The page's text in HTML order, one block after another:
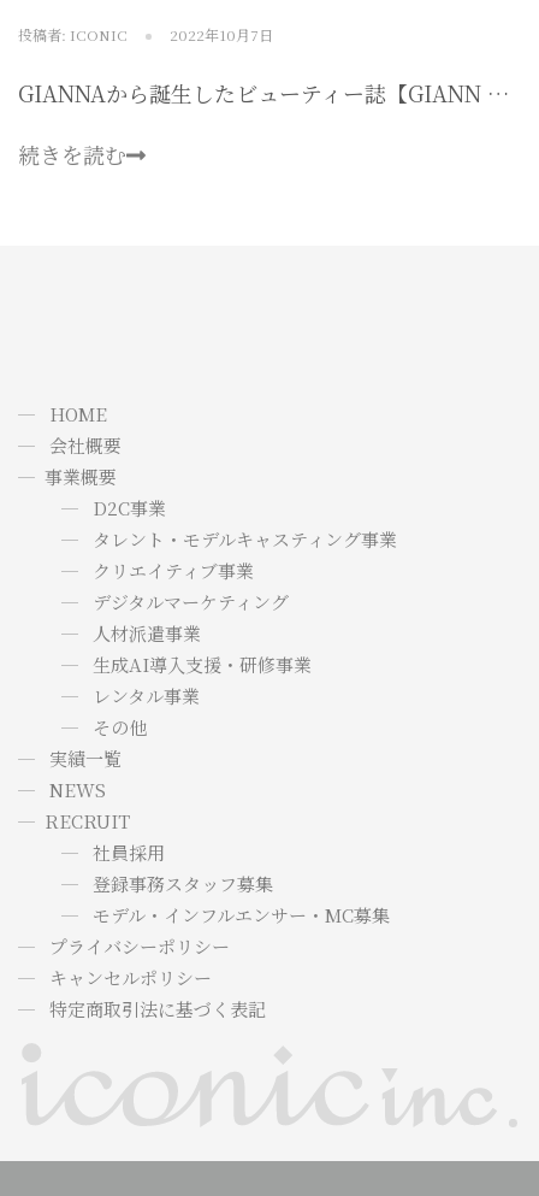
投稿者: ICONIC 2022年10月7日
GIANNAから誕生したビューティー誌【GIANN …
続きを読む
HOME
会社概要
事業概要
D2C事業
タレント・モデルキャスティング事業
クリエイティブ事業
デジタルマーケティング
人材派遣事業
生成AI導入支援・研修事業
レンタル事業
その他
実績一覧
NEWS
RECRUIT
社員採用
登録事務スタッフ募集
モデル・インフルエンサー・MC募集
プライバシーポリシー
キャンセルポリシー
特定商取引法に基づく表記